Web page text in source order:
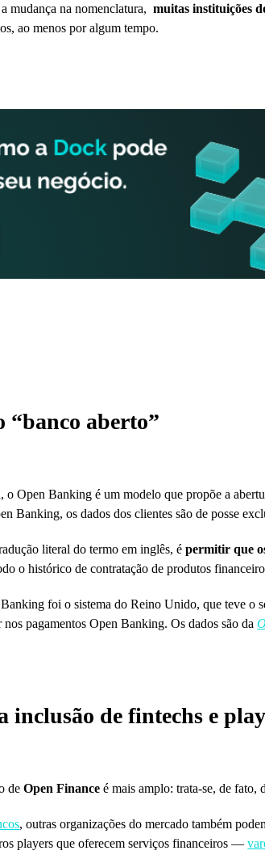
mudança na nomenclatura,muitas instituições
ao menos por algum tempo.
“banco aberto”
o Open Banking é um modelo que propõe a
Banking, os dados dos clientes são de posse
literal do termo em inglês, é permitir que
o histórico de contratação de produtos
foi o sistema do Reino Unido, que teve o
nos pagamentos Open Banking. Os dados são da
inclusão de fintechs e
de Open Finance é mais amplo: trata-se, de fato,
, outras organizações do mercado também
players que oferecem serviços financeiros —